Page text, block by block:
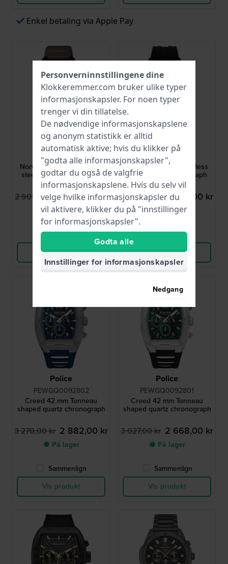
Enkel betaling via Apple Pay
Police
PEWGC0092905
Norwood 45 mm Stainless
steel quartz chronograph
with 24h dial
2 905,00 kr 2 561,00 kr
● På lager
Sammenlign
Vis produkt
Police
PEWGO0092901
Norwood 45 mm Stainless
steel quartz chronograph
with 24h dial
2 905,00 kr 2 561,00 kr
● På lager
Sammenlign
Vis produkt
Police
PEWGQ0092802
Creed 42 mm Tonneau
shaped quartz chronograph
3 270,00 kr 2 882,00 kr
● På lager
Sammenlign
Vis produkt
Police
PEWGQ0092801
Creed 42 mm Tonneau
shaped quartz chronograph
3 027,00 kr 2 668,00 kr
● På lager
Sammenlign
Vis produkt
Personverninnstillingene dine
Klokkeremmer.com bruker ulike typer
informasjonskapsler. For noen typer
trenger vi din tillatelse.
De nødvendige informasjonskapslene
og anonym statistikk er alltid
automatisk aktive; hvis du klikker på
"godta alle informasjonskapsler",
godtar du også de valgfrie
informasjonskapslene. Hvis du selv vil
velge hvilke informasjonskapsler du
vil aktivere, klikker du på "innstillinger
for informasjonskapsler".
Godta alle
Innstillinger for informasjonskapsler
Nedgang